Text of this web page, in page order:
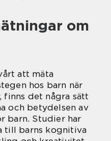
om
att mäta
hos barn när
det några sätt
och betydelsen av
barn. Studier har
till barns kognitiva